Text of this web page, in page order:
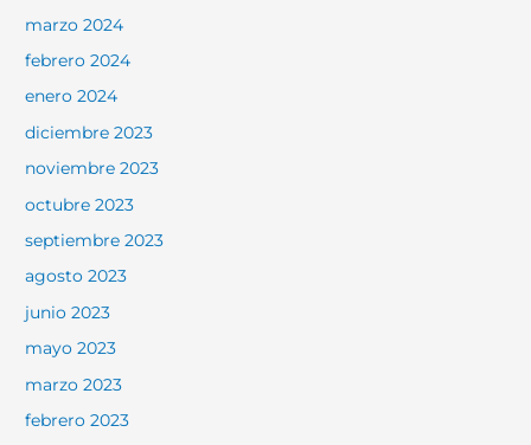
marzo 2024
febrero 2024
enero 2024
diciembre 2023
noviembre 2023
octubre 2023
septiembre 2023
agosto 2023
junio 2023
mayo 2023
marzo 2023
febrero 2023